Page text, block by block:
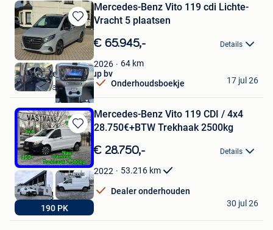
Bewaren
in
Mijn
Favorieten
Mercedes-Benz Vito 119 cdi Lichte-
Vracht 5 plaatsen
€ 65.945,- Details
2026 64 km
Onderhoudsboekje
Auto’s Vereecke Recup bv
Knesselare
17 jul 26
Bewaren
in
Mijn
Favorieten
190 PK
Mercedes-Benz Vito 119 CDI / 4x4
28.750€+BTW Trekhaak 2500kg
€ 28.750,- Details
2022 53.216 km
Dealer onderhouden
Vastmans
Maaseik
30 jul 26